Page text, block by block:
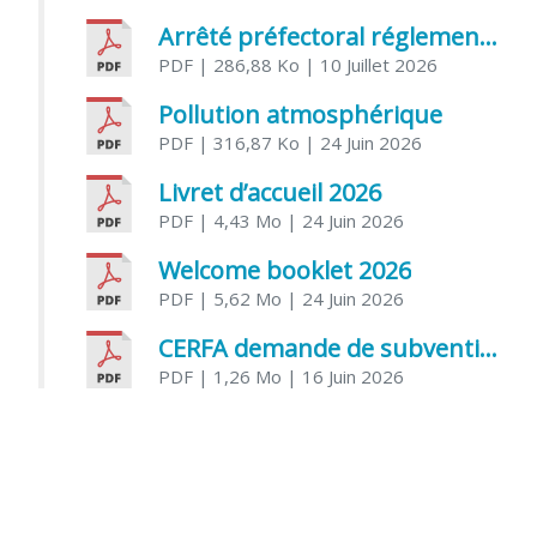
Arrêté préfectoral réglementant l’usage de l’eau
PDF | 286,88 Ko | 10 Juillet 2026
Pollution atmosphérique
PDF | 316,87 Ko | 24 Juin 2026
Livret d’accueil 2026
PDF | 4,43 Mo | 24 Juin 2026
Welcome booklet 2026
PDF | 5,62 Mo | 24 Juin 2026
CERFA demande de subvention association
PDF | 1,26 Mo | 16 Juin 2026